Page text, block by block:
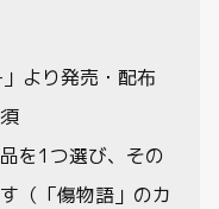
より発売・配布
を1つ選び、その
（「傷物語」のカ